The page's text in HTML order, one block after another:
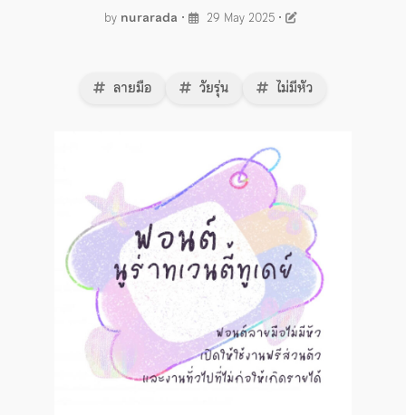
by nurarada • 29 May 2025 •
ลายมือ วัยรุ่น ไม่มีหัว